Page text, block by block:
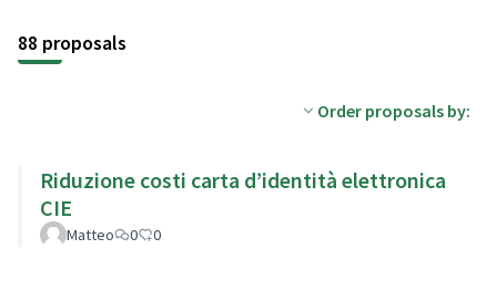
88 proposals
Order proposals by:
Riduzione costi carta d’identità elettronica
CIE
Matteo 0 0